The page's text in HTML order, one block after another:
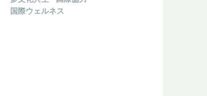
国際ウェルネス